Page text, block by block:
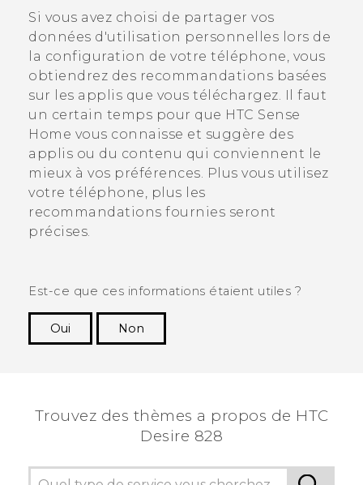
Si vous avez choisi de partager vos
données d'utilisation personnelles lors de
la configuration de votre téléphone, vous
obtiendrez des recommandations basées
sur les applis que vous téléchargez. Il faut
un certain temps pour que HTC Sense
Home vous connaisse et suggère des
applis ou du contenu qui conviennent le
mieux à vos préférences. Plus vous utilisez
votre téléphone, plus les
recommandations fournies seront
précises.
Est-ce que ces informations étaient utiles ?
Oui
Non
Trouvez des thèmes a propos de HTC
Desire 828